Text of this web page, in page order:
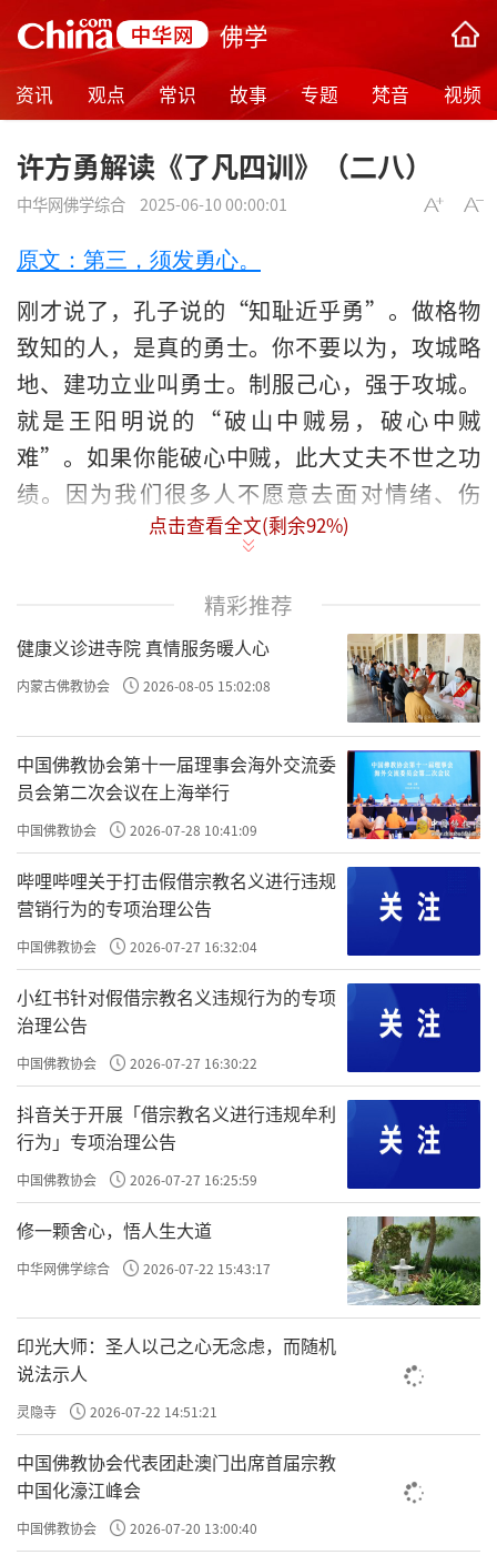
佛学
资讯 观点 常识 故事 专题 梵音 视频
许方勇解读《了凡四训》（二八）
中华网佛学综合 2025-06-10 00:00:01
原文：第三，须发勇心。
刚才说了，孔子说的“知耻近乎勇”。做格物
致知的人，是真的勇士。你不要以为，攻城略
地、建功立业叫勇士。制服己心，强于攻城。
就是王阳明说的“破山中贼易，破心中贼
难”。如果你能破心中贼，此大丈夫不世之功
绩。因为我们很多人不愿意去面对情绪、伤
痛。你做过格物致知，你就知道了，有时候是
割，你不愿意再把这个伤血淋淋的呈现在自己
的面前。所以你逃避、你转移、你压抑……这
就是没有勇心，所以能够做格物致知的，是真
的大丈夫、真英雄，这就是第一稀有之人。
原文：人不改过，多是因循退缩，吾须奋然振
作，不用迟疑，不烦等待，小者如芒刺在肉，
速与抉剔；大者如毒蛇啮指，速与斩除。无丝
毫凝滞，此风雷之所以为益也。
，过往的习气，你就往后缩，不敢
去往前走，不敢穿越情绪的海洋，不敢穿越这
个痛苦，你从情绪的海洋、从痛苦中又缩回来
了。所以要
吾须奋然振作，不用迟疑，不烦等待，小者如
芒刺在肉，速与抉剔；大者如毒蛇啮指，速与
斩除，还是你要当机立断，勇于面对。
肉里，毒蛇咬了你的手，这个时候你是没有办
法去思考或者说怎么办，你这个时候要当机立
断、不能迟疑，也就是说，当情绪来的时候你
不要想着把地拖完再去格吧；把碗洗完再去格
吧；把抖音刷完再去格吧……不是的。就算你
此刻正在路上开车，情绪来了，一下感觉不舒
服，路边有停车位，把车停到路边去格。如果
你没有急迫又重要的事情要做的话，你只是下
班要回家，你就不必说把车开到家、上楼喝口
水，然后舒舒服服的再去格物致知，那个时候
点击查看全文(剩余92%)
精彩推荐
健康义诊进寺院 真情服务暖人心
内蒙古佛教协会 2026-08-05 15:02:08
中国佛教协会第十一届理事会海外交流委
员会第二次会议在上海举行
中国佛教协会 2026-07-28 10:41:09
哔哩哔哩关于打击假借宗教名义进行违规
营销行为的专项治理公告
中国佛教协会 2026-07-27 16:32:04
小红书针对假借宗教名义违规行为的专项
治理公告
中国佛教协会 2026-07-27 16:30:22
抖音关于开展「借宗教名义进行违规牟利
行为」专项治理公告
中国佛教协会 2026-07-27 16:25:59
修一颗舍心，悟人生大道
中华网佛学综合 2026-07-22 15:43:17
印光大师：圣人以己之心无念虑，而随机
说法示人
灵隐寺 2026-07-22 14:51:21
中国佛教协会代表团赴澳门出席首届宗教
中国化濠江峰会
中国佛教协会 2026-07-20 13:00:40